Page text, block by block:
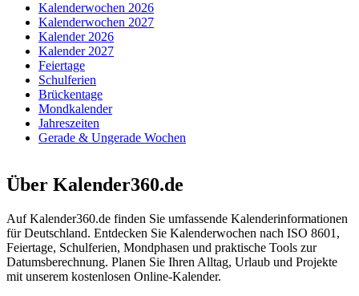
Kalenderwochen 2026
Kalenderwochen 2027
Kalender 2026
Kalender 2027
Feiertage
Schulferien
Brückentage
Mondkalender
Jahreszeiten
Gerade & Ungerade Wochen
Über Kalender360.de
Auf Kalender360.de finden Sie umfassende Kalenderinformationen
für Deutschland. Entdecken Sie Kalenderwochen nach ISO 8601,
Feiertage, Schulferien, Mondphasen und praktische Tools zur
Datumsberechnung. Planen Sie Ihren Alltag, Urlaub und Projekte
mit unserem kostenlosen Online-Kalender.